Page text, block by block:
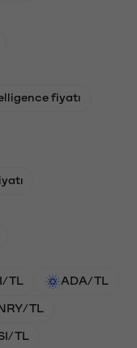
fiyatı
TL ADA/TL
TL
TL